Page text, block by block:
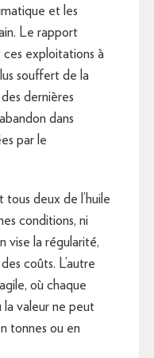
et les
Le rapport
ces exploitations à
souffert de la
dernières
dans
par le
deux de l’huile
conditions, ni
vise la régularité,
coûts. L’autre
où chaque
valeur ne peut
tonnes ou en